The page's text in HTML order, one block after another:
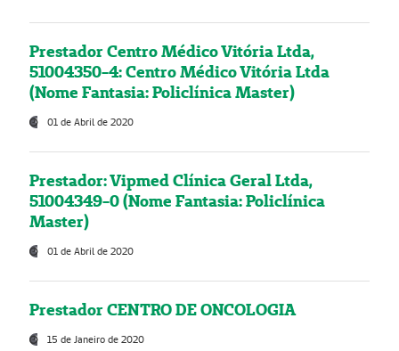
Prestador Centro Médico Vitória Ltda,
51004350-4: Centro Médico Vitória Ltda
(Nome Fantasia: Policlínica Master)
01 de Abril de 2020
Prestador: Vipmed Clínica Geral Ltda,
51004349-0 (Nome Fantasia: Policlínica
Master)
01 de Abril de 2020
Prestador CENTRO DE ONCOLOGIA
15 de Janeiro de 2020